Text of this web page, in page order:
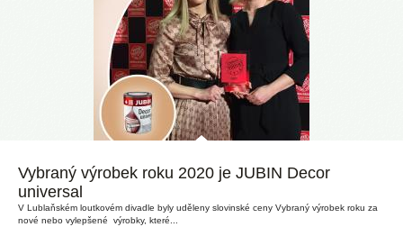
Vybraný výrobek roku 2020 je JUBIN Decor
universal
V Lublaňském loutkovém divadle byly uděleny slovinské ceny Vybraný výrobek roku za
nové nebo vylepšené výrobky, které...